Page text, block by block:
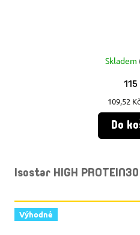
Skladem
Měrná
cena:
109,52
Do
Isostar HIGH
Výhodné